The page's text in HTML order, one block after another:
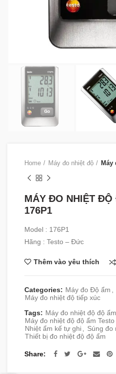
Home Máy đo nhiệt độ Máy
MÁY ĐO NHIỆT ĐỘ
176P1
Model : 176P1
Hãng : Testo – Đức
Thêm vào yêu thích
Categories: Máy đo Độ ẩm
Máy đo nhiệt độ tiếp xúc
Tags: Máy đo nhiệt độ độ ẩm
Máy đo nhiệt độ độ ẩm Testo
Nhiệt ẩm kế tự ghi
Súng đo
Thiết bị đo nhiệt độ độ ẩm
Share